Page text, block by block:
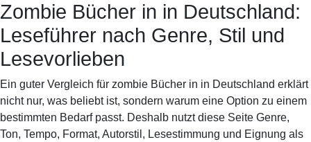
Books & Dreams
Fiction
Romantik Biografie
Zombie Bücher in in Deutschland:
Leseführer nach Genre, Stil und
Lesevorlieben
Ein guter Vergleich für zombie Bücher in in Deutschland erklärt
nicht nur, was beliebt ist, sondern warum eine Option zu einem
bestimmten Bedarf passt. Deshalb nutzt diese Seite Genre,
Ton, Tempo, Format, Autorstil, Lesestimmung und Eignung als